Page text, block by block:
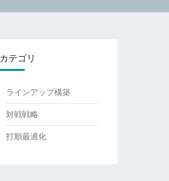
カテゴリ
ラインアップ構築
対戦戦略
打順最適化